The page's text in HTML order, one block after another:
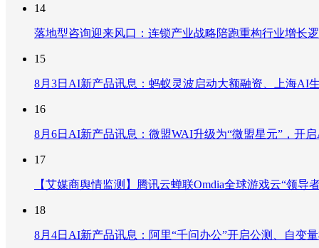
14
落地型咨询迎来风口：连锁产业战略陪跑重构行业增
15
8月3日AI新产品讯息：蚂蚁灵波启动大额融资、上海AI
16
8月6日AI新产品讯息：微盟WAI升级为“微盟星元”，开
17
【艾媒商舆情监测】腾讯云蝉联Omdia全球游戏云“领
18
8月4日AI新产品讯息：阿里“千问办公”开启公测、自变